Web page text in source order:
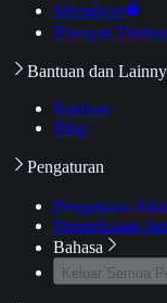
Mengikuti
Riwayat
Bantuan dan
Bantuan
Blog
Pengaturan
Pengaturan
Pemeriksaan
Bahasa
Keluar Semua